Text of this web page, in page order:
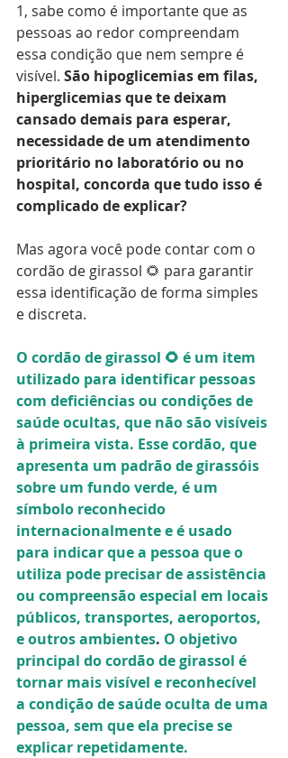
1, sabe como é importante que as
pessoas ao redor compreendam
essa condição que nem sempre é
visível. São hipoglicemias em filas,
hiperglicemias que te deixam
cansado demais para esperar,
necessidade de um atendimento
prioritário no laboratório ou no
hospital, concorda que tudo isso é
complicado de explicar?
Mas agora você pode contar com o
cordão de girassol 🌻 para garantir
essa identificação de forma simples
e discreta.
O cordão de girassol 🌻 é um item
utilizado para identificar pessoas
com deficiências ou condições de
saúde ocultas, que não são visíveis
à primeira vista. Esse cordão, que
apresenta um padrão de girassóis
sobre um fundo verde, é um
símbolo reconhecido
internacionalmente e é usado
para indicar que a pessoa que o
utiliza pode precisar de assistência
ou compreensão especial em locais
públicos, transportes, aeroportos,
e outros ambientes. O objetivo
principal do cordão de girassol é
tornar mais visível e reconhecível
a condição de saúde oculta de uma
pessoa, sem que ela precise se
explicar repetidamente.